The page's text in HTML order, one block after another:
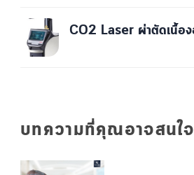
CO2 Laser ผ่าตัดเนื้อ
บทความที่คุณอาจสนใจ